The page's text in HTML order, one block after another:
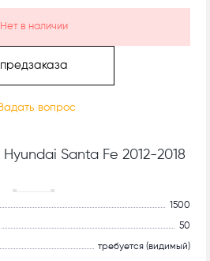
Нет в наличии
вопрос
Santa Fe 2012-2018
1500
50
требуется (видимый)